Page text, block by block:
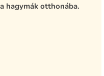
hagymák otthonába.